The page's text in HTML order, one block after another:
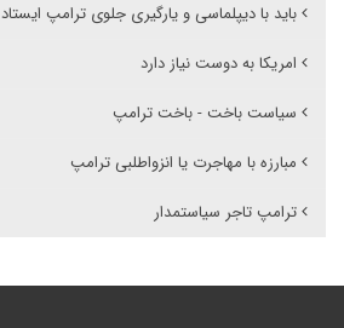
باید با دیپلماسی و یارگیری جلوی ترامپ ایستاد
امریکا به دوست نیاز دارد
سیاست باخت - باخت ترامپ
مبارزه با مهاجرت یا انزواطلبی ترامپ
ترامپ تاجر سیاستمدار